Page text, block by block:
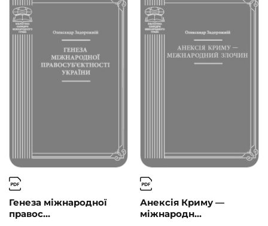
Генеза міжнародної
правос...
Анексія Криму —
міжнародн...